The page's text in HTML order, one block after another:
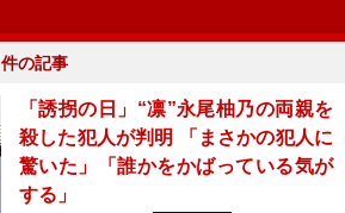
件の記事
「誘拐の日」“凛”永尾柚乃の両親を
殺した犯人が判明 「まさかの犯人に
驚いた」「誰かをかばっている気が
する」